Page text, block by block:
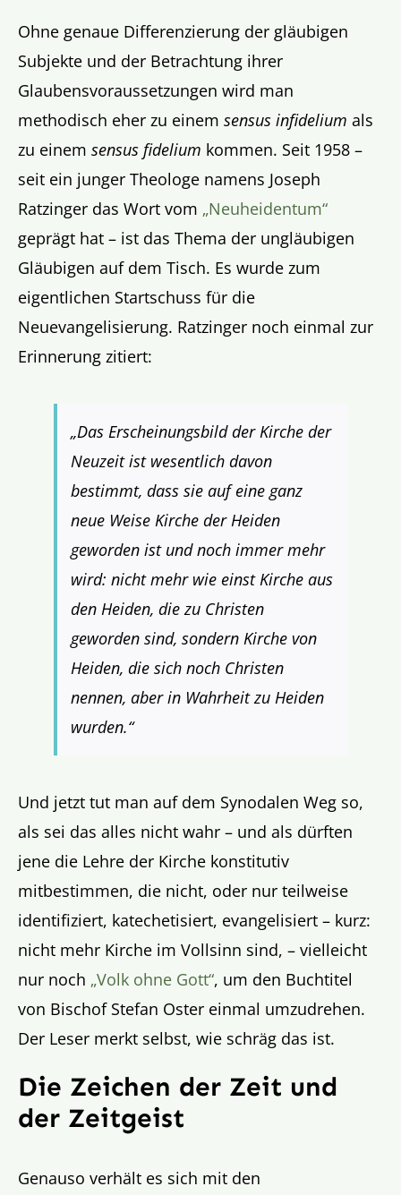
Ohne genaue Differenzierung der gläubigen
Subjekte und der Betrachtung ihrer
Glaubensvoraussetzungen wird man
methodisch eher zu einem sensus infidelium als
zu einem sensus fidelium kommen. Seit 1958 –
seit ein junger Theologe namens Joseph
Ratzinger das Wort vom „Neuheidentum“
geprägt hat – ist das Thema der ungläubigen
Gläubigen auf dem Tisch. Es wurde zum
eigentlichen Startschuss für die
Neuevangelisierung. Ratzinger noch einmal zur
Erinnerung zitiert:
„Das Erscheinungsbild der Kirche der
Neuzeit ist wesentlich davon
bestimmt, dass sie auf eine ganz
neue Weise Kirche der Heiden
geworden ist und noch immer mehr
wird: nicht mehr wie einst Kirche aus
den Heiden, die zu Christen
geworden sind, sondern Kirche von
Heiden, die sich noch Christen
nennen, aber in Wahrheit zu Heiden
wurden.“
Und jetzt tut man auf dem Synodalen Weg so,
als sei das alles nicht wahr – und als dürften
jene die Lehre der Kirche konstitutiv
mitbestimmen, die nicht, oder nur teilweise
identifiziert, katechetisiert, evangelisiert – kurz:
nicht mehr Kirche im Vollsinn sind, – vielleicht
nur noch „Volk ohne Gott“, um den Buchtitel
von Bischof Stefan Oster einmal umzudrehen.
Der Leser merkt selbst, wie schräg das ist.
Die Zeichen der Zeit und
der Zeitgeist
Genauso verhält es sich mit den